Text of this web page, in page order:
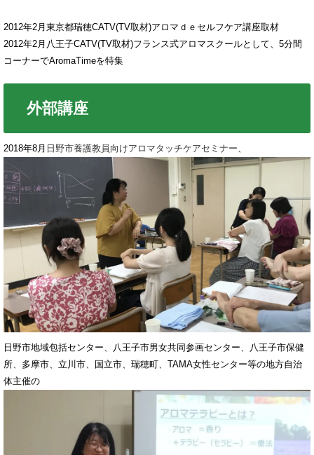
2012年2月東京都瑞穂CATV(TV取材)アロマｄｅセルフケア講座取材
2012年2月八王子CATV(TV取材)フランス式アロマスクールとして、5分間
コーナーでAromaTimeを特集
外部講座
2018年8月 日野市養護教員向けアロマタッチケアセミナー、
日野市地域包括センター、八王子市男女共同参画センター、八王子市保健
所、多摩市、立川市、国立市、瑞穂町、TAMA女性センター等の地方自治
体主催の